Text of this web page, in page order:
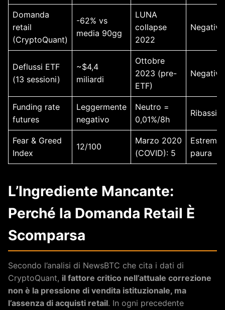
Domanda
retail
(CryptoQuant)
-62% vs
media 90gg
LUNA
collapse
2022
Negativo
Deflussi ETF
(13 sessioni)
~$4,4
miliardi
Ottobre
2023 (pre-
ETF)
Negativo
Funding rate
futures
Leggermente
negativo
Neutro =
0,01%/8h
Fear & Greed
Index
12/100
Marzo 2020
(COVID): 5
Estrema
paura
L’Ingrediente Mancante:
Perché la Domanda Retail È
Scomparsa
Secondo l’analisi di NewsBTC che cita i dati di
CryptoQuant, il fattore critico nell’attuale correzione
non è la pressione di vendita istituzionale, ma
l’assenza di acquisti retail. In ogni precedente